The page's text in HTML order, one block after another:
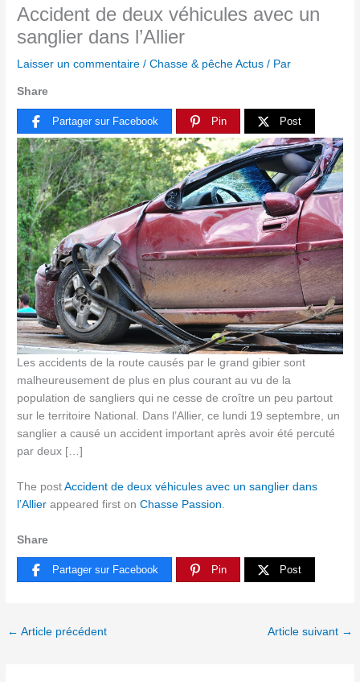
Accident de deux véhicules avec un
sanglier dans l’Allier
Laisser un commentaire /Chasse & pêche Actus / Par
Share
Partager sur Facebook Pin Post
Les accidents de la route causés par le grand gibier sont
malheureusement de plus en plus courant au vu de la
population de sangliers qui ne cesse de croître un peu partout
sur le territoire National. Dans l’Allier, ce lundi 19 septembre, un
sanglier a causé un accident important après avoir été percuté
par deux […]
The postAccident de deux véhicules avec un sanglier dans
l’Allier appeared first onChasse Passion.
Share
Partager sur Facebook Pin Post
← Article précédent Article suivant →